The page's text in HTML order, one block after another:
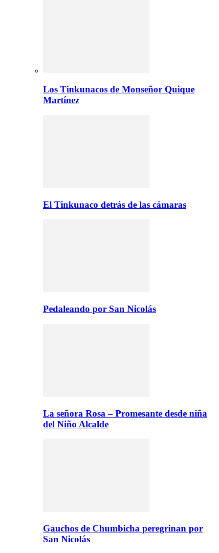
Los Tinkunacos de Monseñor Quique
Martínez
El Tinkunaco detrás de las cámaras
Pedaleando por San Nicolás
La señora Rosa – Promesante desde niña
del Niño Alcalde
Gauchos de Chumbicha peregrinan por
San Nicolás